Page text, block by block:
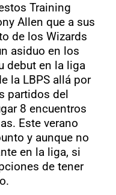
Training
Allen que a sus
de los Wizards
asiduo en los
debut en la liga
la LBPS allá por
partidos del
8 encuentros
Este verano
y aunque no
en la liga, si
de tener